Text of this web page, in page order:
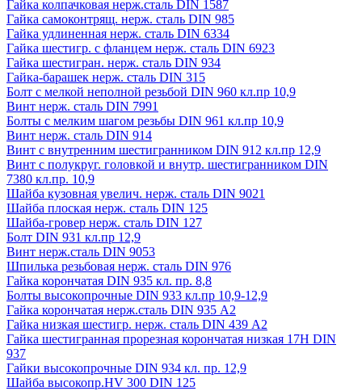
Гайка колпачковая нерж.сталь DIN 1587
Гайка самоконтрящ. нерж. сталь DIN 985
Гайка удлиненная нерж. сталь DIN 6334
Гайка шестигр. с фланцем нерж. сталь DIN 6923
Гайка шестигран. нерж. сталь DIN 934
Гайка-барашек нерж. сталь DIN 315
Болт с мелкой неполной резьбой DIN 960 кл.пр 10,9
Винт нерж. сталь DIN 7991
Болты с мелким шагом резьбы DIN 961 кл.пр 10,9
Винт нерж. сталь DIN 914
Винт с внутренним шестигранником DIN 912 кл.пр 12,9
Винт с полукруг. головкой и внутр. шестигранником DIN
7380 кл.пр. 10,9
Шайба кузовная увелич. нерж. сталь DIN 9021
Шайба плоская нерж. сталь DIN 125
Шайба-гровер нерж. сталь DIN 127
Болт DIN 931 кл.пр 12,9
Винт нерж.сталь DIN 9053
Шпилька резьбовая нерж. сталь DIN 976
Гайка корончатая DIN 935 кл. пр. 8,8
Болты высокопрочные DIN 933 кл.пр 10,9-12,9
Гайка корончатая нерж.сталь DIN 935 А2
Гайка низкая шестигр. нерж. сталь DIN 439 А2
Гайка шестигранная прорезная корончатая низкая 17H DIN
937
Гайки высокопрочные DIN 934 кл. пр. 12,9
Шайба высокопр.HV 300 DIN 125